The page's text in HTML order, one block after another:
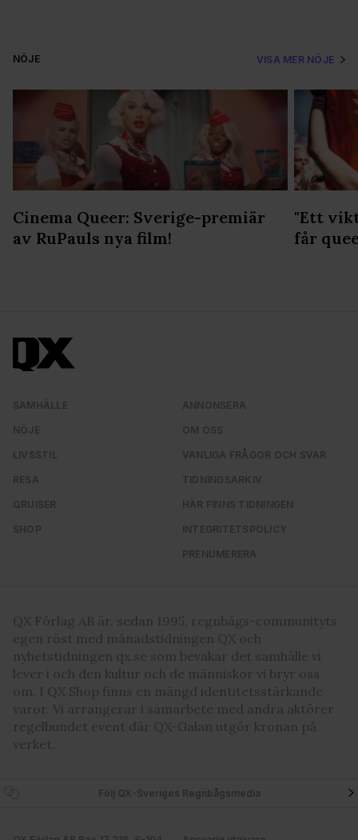
NÖJE VISA MER NÖJE
Cinema Queer: Sverige-premiär
av RuPauls nya film!
"Ett
får
SAMHÄLLE
NÖJE
LIVSSTIL
RESA
QRUISER
SHOP
ANNONSERA
OM OSS
VANLIGA FRÅGOR OCH SVAR
TIDNINGSARKIV
HÄR FINNS TIDNINGEN
INTEGRITETSPOLICY
PRENUMERERA
QX Förlag AB är, sedan 1995, regnbågs-communityts
egen röst med månadstidningen QX och
nyhetstidningen qx.se som bevakar det samhälle vi
lever i och den kultur och de människor vi bryr oss
om. I QX Shop finns en mängd identitetsstärkande
varor. Vi arrangerar i samarbete med andra aktörer
regelbundet event där QX-Galan utgör kronan på
verket.
Följ QX-Sveriges Regnbågsmedia